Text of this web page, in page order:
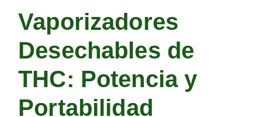
Vaporizadores
Desechables de
THC: Potencia y
Portabilidad